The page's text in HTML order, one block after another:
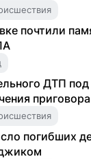
почтили
ДТП
приговора
погибших